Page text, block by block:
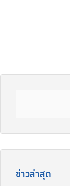
ข่าวล่าสุด